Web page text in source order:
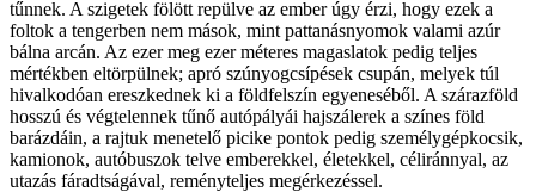
tűnnek. A szigetek fölött repülve az ember úgy érzi, hogy ezek a
foltok a tengerben nem mások, mint pattanásnyomok valami azúr
bálna arcán. Az ezer meg ezer méteres magaslatok pedig teljes
mértékben eltörpülnek; apró szúnyogcsípések csupán, melyek túl
hivalkodóan ereszkednek ki a földfelszín egyeneséből. A szárazföld
hosszú és végtelennek tűnő autópályái hajszálerek a színes föld
barázdáin, a rajtuk menetelő picike pontok pedig személygépkocsik,
kamionok, autóbuszok telve emberekkel, életekkel, céliránnyal, az
utazás fáradtságával, reményteljes megérkezéssel.